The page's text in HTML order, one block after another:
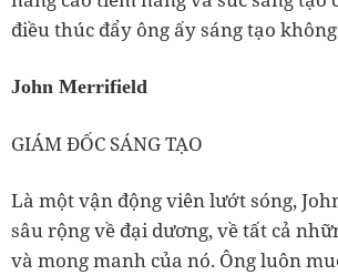
điều thúc đẩy ông ấy sáng tạo
John Merrifield
GIÁM ĐỐC SÁNG TẠO
Là một vận động viên lướt sóng,
sâu rộng về đại dương, về tất cả
và mong manh của nó. Ông luôn